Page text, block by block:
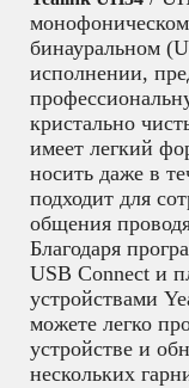
бинауральном
исполнении,
кристально
имеет легкий
носить даже в
подходит для
общения
Благодаря
USB Connect и
устройствами
можете легко
устройстве и
нескольких